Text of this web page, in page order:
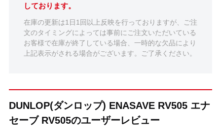
しております。
在庫の更新は1日1回以上反映を行っておりますが、ご注
文のタイミングによっては事前にご注文いただいている
お客様で在庫が終了している場合、一時的な欠品により
上記表示がされる場合がございます。ご了承ください。
DUNLOP(ダンロップ) ENASAVE RV505 エナ
セーブ RV505のユーザーレビュー